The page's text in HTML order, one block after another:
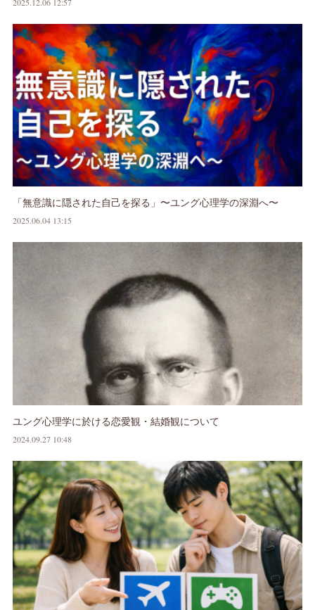
「無意識に隠された自己を探る」〜ユング心理学の深淵へ〜
2025.06.04 13:15
ユング心理学に於ける恋愛観・結婚観について
2024.09.27 10:48